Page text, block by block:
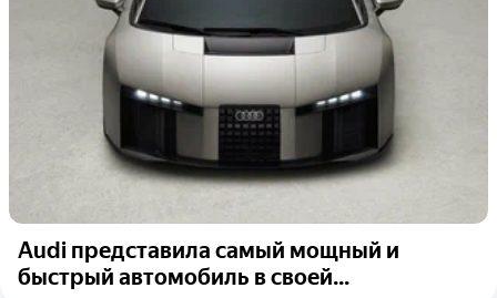
Audi представила самый мощный и
быстрый автомобиль в своей...